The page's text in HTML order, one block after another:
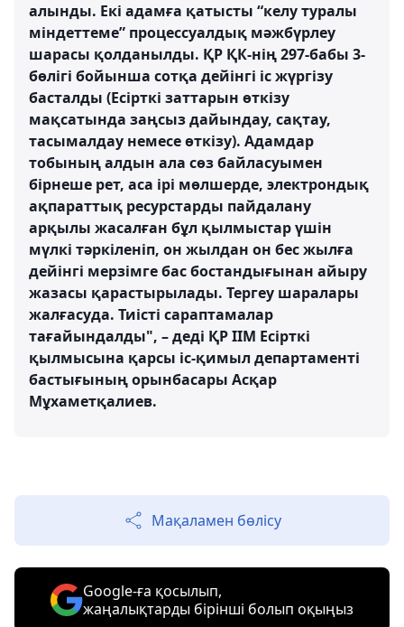
алынды. Екі адамға қатысты “келу туралы
міндеттеме” процессуалдық мәжбүрлеу
шарасы қолданылды. ҚР ҚК-нің 297-бабы 3-
бөлігі бойынша сотқа дейінгі іс жүргізу
басталды (Есірткі заттарын өткізу
мақсатында заңсыз дайындау, сақтау,
тасымалдау немесе өткізу). Адамдар
тобының алдын ала сөз байласуымен
бірнеше рет, аса ірі мөлшерде, электрондық
ақпараттық ресурстарды пайдалану
арқылы жасалған бұл қылмыстар үшін
мүлкі тәркіленіп, он жылдан он бес жылға
дейінгі мерзімге бас бостандығынан айыру
жазасы қарастырылады. Тергеу шаралары
жалғасуда. Тиісті сараптамалар
тағайындалды", – деді ҚР ІІМ Есірткі
қылмысына қарсы іс-қимыл департаменті
бастығының орынбасары Асқар
Мұхаметқалиев.
Мақаламен бөлісу
Google-ға қосылып,
жаңалықтарды бірінші болып оқыңыз